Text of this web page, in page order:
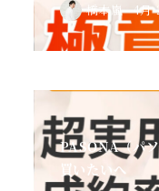
橋本嵐 4月
PASONA（パ
買いたいへ